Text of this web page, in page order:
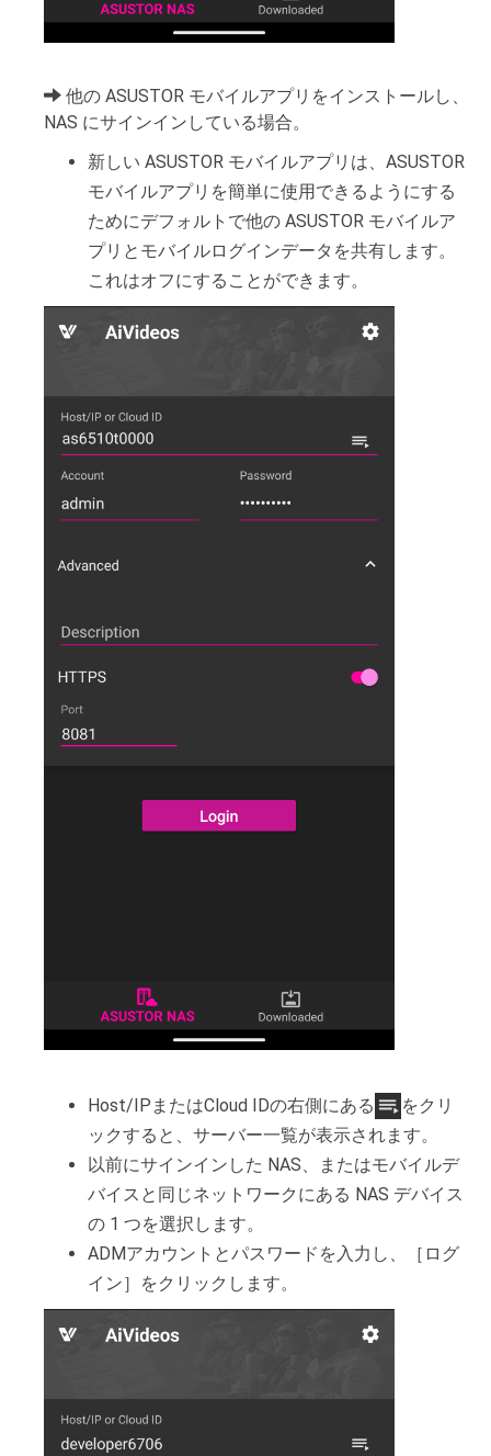
他の ASUSTOR モバイルアプリをインストールし、
NAS にサインインしている場合。
新しい ASUSTOR モバイルアプリは、ASUSTOR
モバイルアプリを簡単に使用できるようにする
ためにデフォルトで他の ASUSTOR モバイルア
プリとモバイルログインデータを共有します。
これはオフにすることができます。
Host/IPまたはCloud IDの右側にある
をクリ
ックすると、サーバー一覧が表示されます。
以前にサインインした NAS、またはモバイルデ
バイスと同じネットワークにある NAS デバイス
の 1 つを選択します。
ADMアカウントとパスワードを入力し、［ログ
イン］をクリックします。